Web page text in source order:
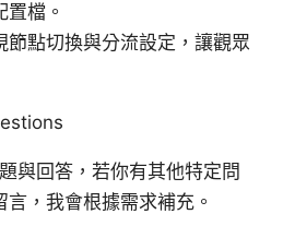
檔。
節點切換與分流設定，讓觀眾
與回答，若你有其他特定問
，我會根據需求補充。